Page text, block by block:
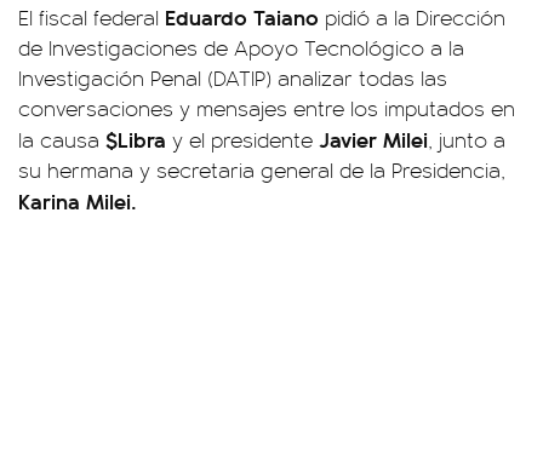
El fiscal federal Eduardo Taiano pidió a la Dirección
de Investigaciones de Apoyo Tecnológico a la
Investigación Penal (DATIP) analizar todas las
conversaciones y mensajes entre los imputados en
la causa $Libra y el presidente Javier Milei, junto a
su hermana y secretaria general de la Presidencia,
Karina Milei.